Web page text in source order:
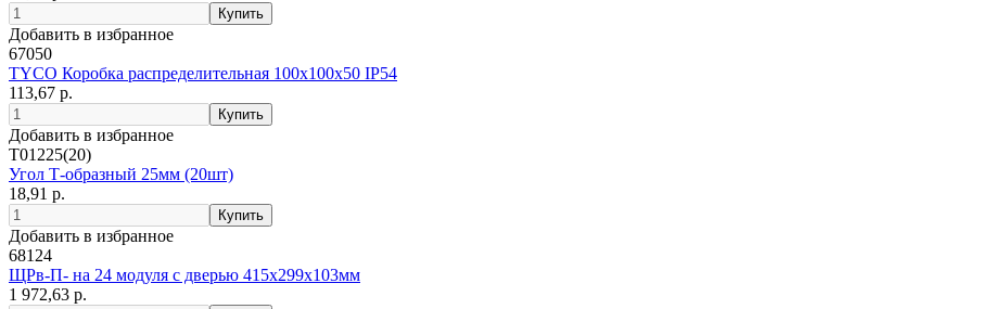
Добавить в избранное
67050
TYCO Коробка распределительная 100х100х50 IP54
113,67 р.
Добавить в избранное
Т01225(20)
Угол Т-образный 25мм (20шт)
18,91 р.
Добавить в избранное
68124
ЩРв-П- на 24 модуля с дверью 415х299х103мм
1 972,63 р.